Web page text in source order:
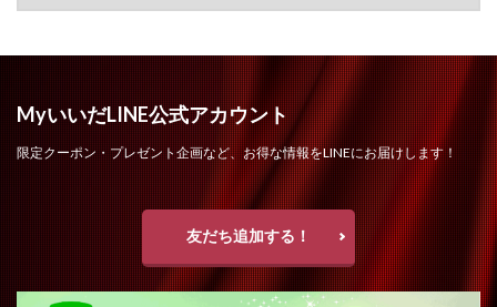
MyいいだLINE公式アカウント
限定クーポン・プレゼント企画など、お得な情報をLINEにお届けします！
友だち追加する！